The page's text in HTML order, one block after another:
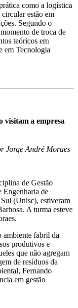
como a logística
estão em
Segundo o
de troca de
teóricos em
em Tecnologia
visitam a empresa
Jorge André Moraes
de Gestão
Engenharia de
(Unisc), estiveram
A turma esteve
ambiente fabril da
produtivos e
que não agregam
de resíduos da
Fernando
em gestão